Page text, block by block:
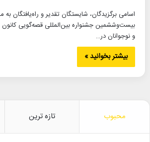
اسامی برگزیدگان، شایستگان تقدیر و راه‌یافتگان به
بیست‌وششمین جشنواره بین‌المللی قصه‌گویی
و نوجوانان در…
بیشتر بخوانید »
محبوب تازه ترین